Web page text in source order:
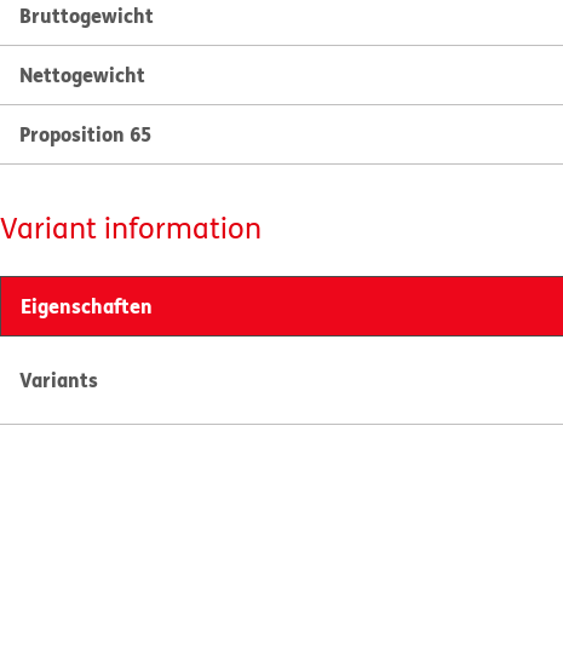
Bruttogewicht
Nettogewicht
Proposition 65
Variant information
Eigenschaften
Variants